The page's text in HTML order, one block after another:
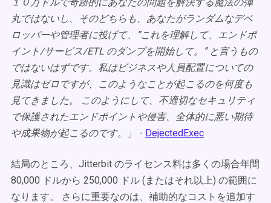
丸ではないし、そのどちらも、あなたがランダムなデベ
ロッパーや管理者に投げて、”これを理解して、エンドポ
イント/サービス/ETL のダンプを開始して。” と言うもの
ではないはずです。私はビジネスや人員配置についての
見識はゼロですが、このようなことが起こるのを何度も
見てきました。 このようにして、不適切なセキュリティ
で保護されたエンドポイントや侵害、全体的に悪い期待
や成果物が起こるのです。
」 - DejectedExec
結局のところ、Jitterbit のライセンス料は多くの場合年間
80,000 ドルから 250,000 ドル (またはそれ以上) の範囲に
なります。 さらに重要なのは、補助的なコストを追加す